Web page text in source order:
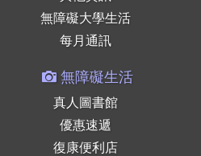
無障礙大學生活
每月通訊
無障礙生活
真人圖書館
優惠速遞
復康便利店